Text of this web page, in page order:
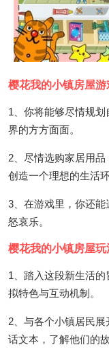
樱花我的小镇房屋游
1、你将能够尽情规
界的方方面面。
2、尽情选购家居用
创造一个理想的生活环
3、在游戏里，你还
怒哀乐。
樱花我的小镇房屋玩
1、踏入这段新生活
拟特色与互动机制。
2、与各个小镇居民
话文本，了解他们的